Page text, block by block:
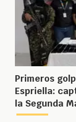
Primeros
Espriella:
la Segunda